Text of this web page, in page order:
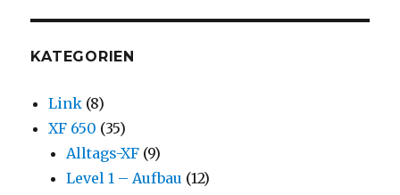
KATEGORIEN
Link (8)
XF 650 (35)
Alltags-XF (9)
Level 1 – Aufbau (12)